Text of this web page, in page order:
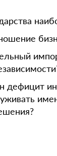
дефицит